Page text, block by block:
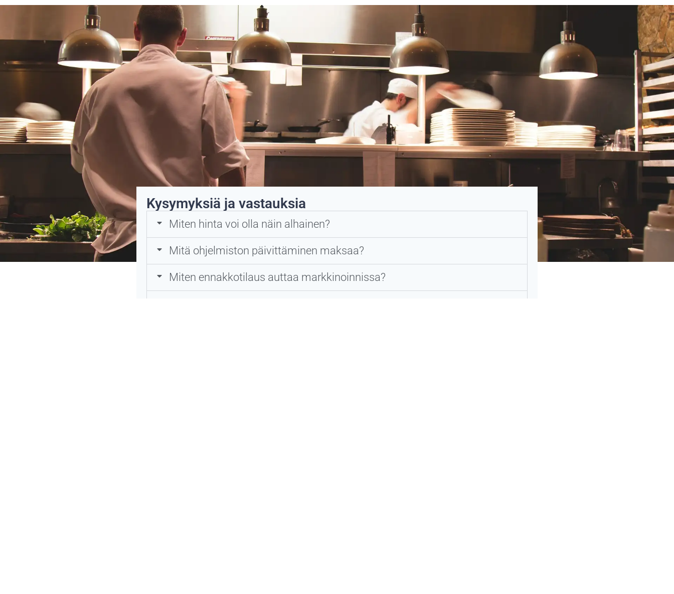
Kysymyksiä ja vastauksia
Miten hinta voi olla näin alhainen?
Mitä ohjelmiston päivittäminen maksaa?
Miten ennakkotilaus auttaa markkinoinnissa?